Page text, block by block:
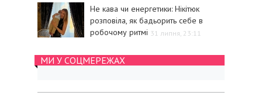
Не кава чи енергетики: Нікітюк
розповіла, як бадьорить себе в
робочому ритмі 31 липня, 23:11
МИ У СОЦМЕРЕЖАХ